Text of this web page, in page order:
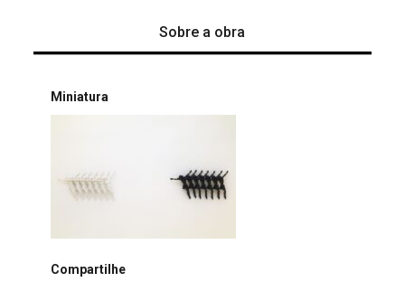
Sobre a obra
Miniatura
Compartilhe